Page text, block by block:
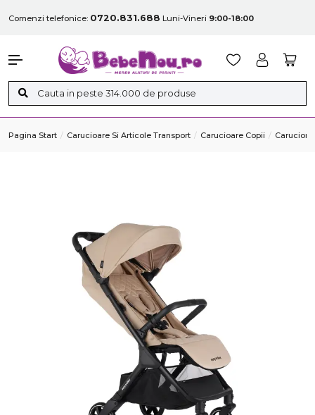
Comenzi telefonice: 0720.831.688 Luni-Vineri 9:00-18:00
Pagina Start Carucioare Si Articole Transport Carucioare Copii Carucior